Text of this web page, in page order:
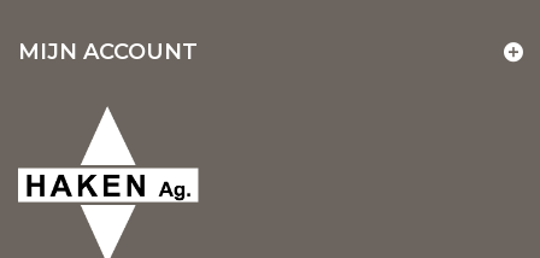
MIJN ACCOUNT